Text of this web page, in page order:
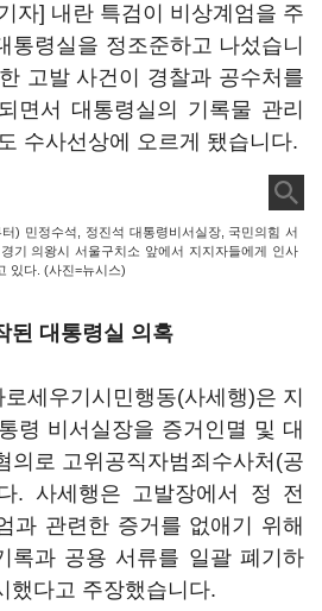
자] 내란 특검이 비상계엄을 주
통령실을 정조준하고 나섰습니
고발 사건이 경찰과 공수처를
면서 대통령실의 기록물 관리
수사선상에 오르게 됐습니다.
) 민정수석, 정진석 대통령비서실장, 국민의힘 서
기 의왕시 서울구치소 앞에서 지지자들에게 인사
있다. (사진=뉴시스)
된 대통령실 의혹
세우기시민행동(사세행)은 지
령 비서실장을 증거인멸 및 대
의로 고위공직자범죄수사처(공
. 사세행은 고발장에서 정 전
과 관련한 증거를 없애기 위해
록과 공용 서류를 일괄 폐기하
했다고 주장했습니다.